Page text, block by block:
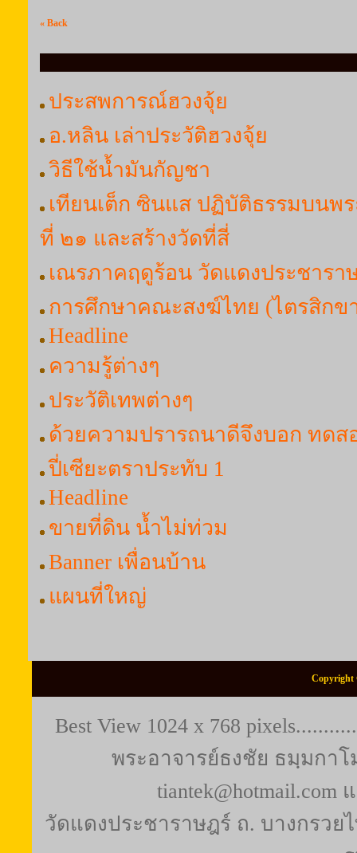
« Back
ประสพการณ์ฮวงจุ้ย
อ.หลิน เล่าประวัติฮวงจุ้ย
วิธีใช้น้ำมันกัญชา
เทียนเต็ก ซินแส ปฏิบัติธรรมบนพ
ที่ ๒๑ และสร้างวัดที่สี่
เณรภาคฤดูร้อน วัดแดงประชารา
การศึกษาคณะสงฆ์ไทย (ไตรสิก
Headline
ความรู้ต่างๆ
ประวัติเทพต่างๆ
ด้วยความปรารถนาดีจึงบอก ทดส
ปี่เซียะตราประทับ 1
Headline
ขายที่ดิน น้ำไม่ท่วม
Banner เพื่อนบ้าน
แผนที่ใหญ่
Copyright
Best View 1024 x 768
พระอาจารย์ธงชัย ธมฺมกาโ
tiantek@hotmail.com
วัดแดงประชาราษฎร์ ถ. บางกรวย